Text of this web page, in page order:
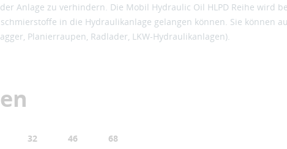
Anlage zu verhindern. Die Mobil Hydraulic Oil HLPD Reihe wird
in die Hydraulikanlage gelangen können. Sie können
Planierraupen, Radlader, LKW-Hydraulikanlagen).
32 46 68